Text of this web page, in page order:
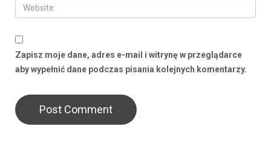
Zapisz moje dane, adres e-mail i witrynę w przeglądarce
aby wypełnić dane podczas pisania kolejnych komentarzy.